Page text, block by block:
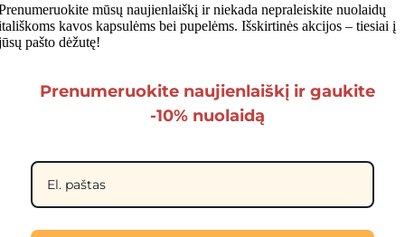
mūsų naujienlaiškį ir niekada nepraleiskite nuolaidų
kavos kapsulėms bei pupelėms. Išskirtinės akcijos – tiesiai į
pašto dėžutę!
Prenumeruokite naujienlaiškį ir gaukite
-10% nuolaidą